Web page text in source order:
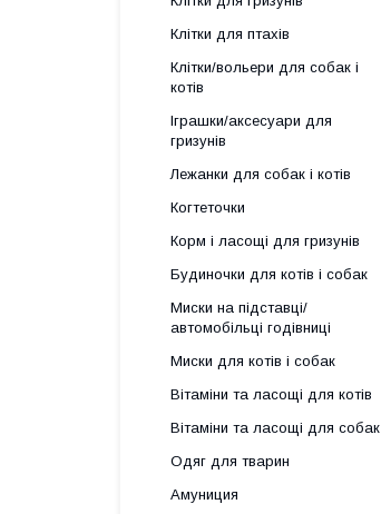
Клітки для птахів
Клітки/вольери для собак і
котів
Іграшки/аксесуари для
гризунів
Лежанки для собак і котів
Когтеточки
Корм і ласощі для гризунів
Будиночки для котів і собак
Миски на підставці/
автомобільці годівниці
Миски для котів і собак
Вітаміни та ласощі для котів
Вітаміни та ласощі для собак
Одяг для тварин
Амуниция